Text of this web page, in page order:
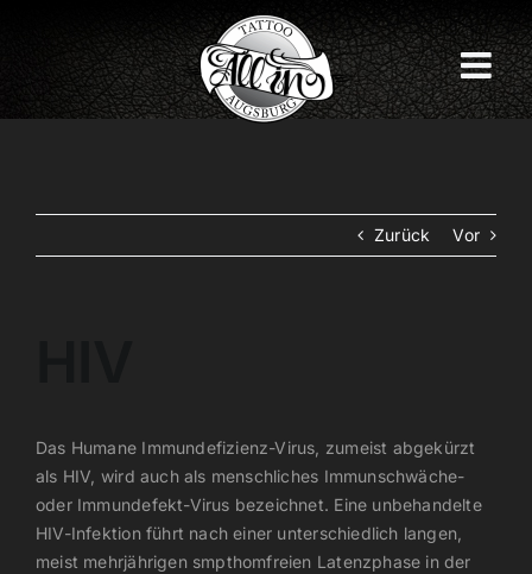
Zurück Vor
Das Humane Immundefizienz-Virus, zumeist abgekürzt
als HIV, wird auch als menschliches Immunschwäche-
oder Immundefekt-Virus bezeichnet. Eine unbehandelte
HIV-Infektion führt nach einer unterschiedlich langen,
meist mehrjährigen smpthomfreien Latenzphase in der